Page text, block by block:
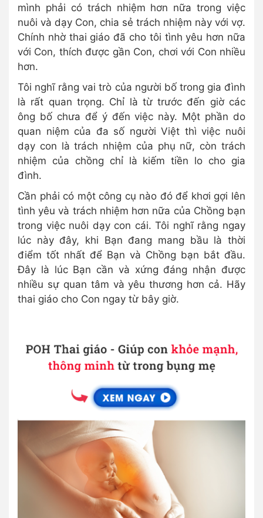
mình phải có trách nhiệm hơn nữa trong việc
nuôi và dạy Con, chia sẻ trách nhiệm này với vợ.
Chính nhờ thai giáo đã cho tôi tình yêu hơn nữa
với Con, thích được gần Con, chơi với Con nhiều
hơn.
Tôi nghĩ rằng vai trò của người bố trong gia đình
là rất quan trọng. Chỉ là từ trước đến giờ các
ông bố chưa để ý đến việc này. Một phần do
quan niệm của đa số người Việt thì việc nuôi
dạy con là trách nhiệm của phụ nữ, còn trách
nhiệm của chồng chỉ là kiếm tiền lo cho gia
đình.
Cần phải có một công cụ nào đó để khơi gợi lên
tình yêu và trách nhiệm hơn nữa của Chồng bạn
trong việc nuôi dạy con cái. Tôi nghĩ rằng ngay
lúc này đây, khi Bạn đang mang bầu là thời
điểm tốt nhất để Bạn và Chồng bạn bắt đầu.
Đây là lúc Bạn cần và xứng đáng nhận được
nhiều sự quan tâm và yêu thương hơn cả. Hãy
thai giáo cho Con ngay từ bây giờ.